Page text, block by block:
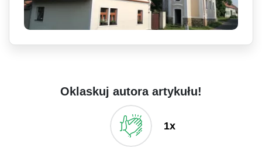
Oklaskuj autora artykułu!
1x